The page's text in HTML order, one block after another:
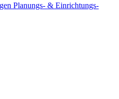
Planungs- & Einrichtungs-